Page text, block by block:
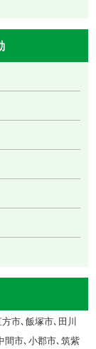
市､飯塚市､田川
間市､小郡市､筑紫